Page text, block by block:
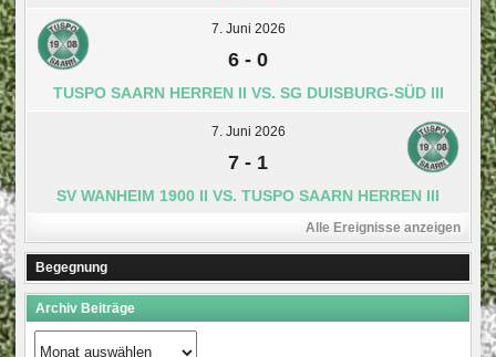
7. Juni 2026
6 - 0
TUSPO SAARN HERREN II VS. SG DUISBURG-SÜD III
7. Juni 2026
7 - 1
SV WANHEIM 1900 II VS. TUSPO SAARN HERREN III
Alle Ereignisse anzeigen
Begegnung
Archiv Beiträge
Archiv